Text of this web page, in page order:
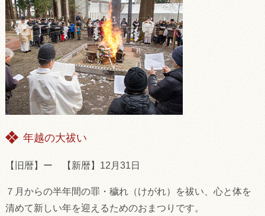
年越の大祓い
【旧暦】ー 【新暦】12月31日
７月からの半年間の罪・穢れ（けがれ）を祓い、心と体を
清めて新しい年を迎えるためのおまつりです。